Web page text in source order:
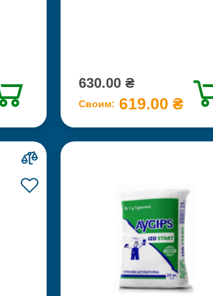
630.00 ₴
Своим: 619.00 ₴